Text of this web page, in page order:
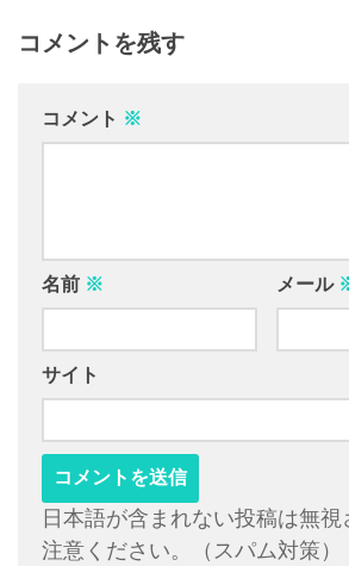
コメントを残す
コメント ※
名前 ※ メール
サイト
日本語が含まれない投稿は無
注意ください。（スパム対策）